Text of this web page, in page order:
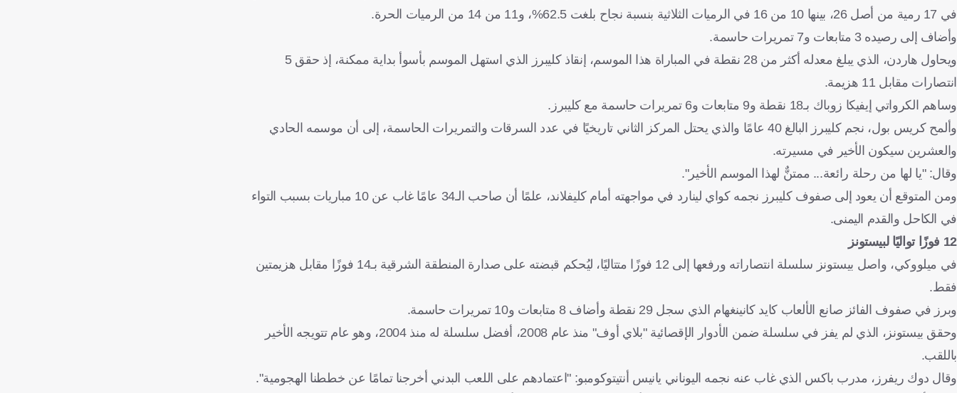
في 17 رمية من أصل 26، بينها 10 من 16 في الرميات الثلاثية بنسبة نجاح بلغت 62.5%، و11 من 14 من الرميات الحرة.
وأضاف إلى رصيده 3 متابعات و7 تمريرات حاسمة.
ويحاول هاردن، الذي يبلغ معدله أكثر من 28 نقطة في المباراة هذا الموسم، إنقاذ كليبرز الذي استهل الموسم بأسوأ بداية ممكنة، إذ حقق 5
انتصارات مقابل 11 هزيمة.
وساهم الكرواتي إيفيكا زوباك بـ18 نقطة و9 متابعات و6 تمريرات حاسمة مع كليبرز.
وألمح كريس بول، نجم كليبرز البالغ 40 عامًا والذي يحتل المركز الثاني تاريخيًا في عدد السرقات والتمريرات الحاسمة، إلى أن موسمه الحادي
والعشرين سيكون الأخير في مسيرته.
وقال: "يا لها من رحلة رائعة... ممتنٌّ لهذا الموسم الأخير".
ومن المتوقع أن يعود إلى صفوف كليبرز نجمه كواي لينارد في مواجهته أمام كليفلاند، علمًا أن صاحب الـ34 عامًا غاب عن 10 مباريات بسبب التواء
في الكاحل والقدم اليمنى.
12 فوزًا تواليًا لبيستونز
في ميلووكي، واصل بيستونز سلسلة انتصاراته ورفعها إلى 12 فوزًا متتاليًا، ليُحكم قبضته على صدارة المنطقة الشرقية بـ14 فوزًا مقابل هزيمتين
فقط.
وبرز في صفوف الفائز صانع الألعاب كايد كانينغهام الذي سجل 29 نقطة وأضاف 8 متابعات و10 تمريرات حاسمة.
وحقق بيستونز، الذي لم يفز في سلسلة ضمن الأدوار الإقصائية "بلاي أوف" منذ عام 2008، أفضل سلسلة له منذ 2004، وهو عام تتويجه الأخير
باللقب.
وقال دوك ريفرز، مدرب باكس الذي غاب عنه نجمه اليوناني يانيس أنتيتوكومبو: "اعتمادهم على اللعب البدني أخرجنا تمامًا عن خططنا الهجومية".